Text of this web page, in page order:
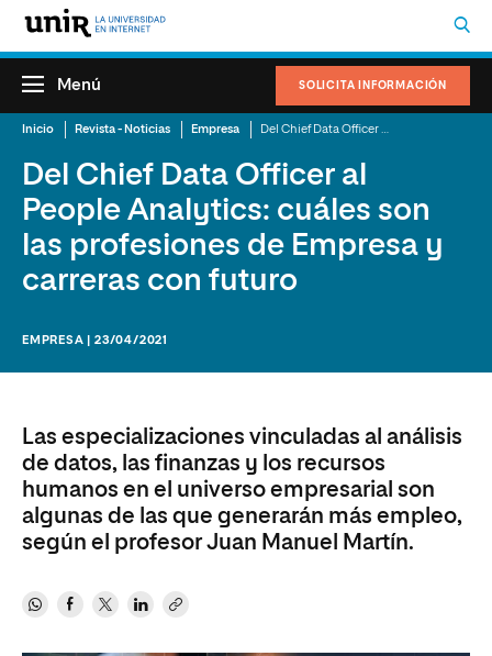
SOLICITA INFORMACIÓN
Menú
Inicio Revista - Noticias Empresa
Del Chief Data Officer al
People Analytics: cuáles son
las profesiones de Empresa y
carreras con futuro
EMPRESA | 23/04/2021
Las especializaciones vinculadas al análisis
de datos, las finanzas y los recursos
humanos en el universo empresarial son
algunas de las que generarán más empleo,
según el profesor Juan Manuel Martín.